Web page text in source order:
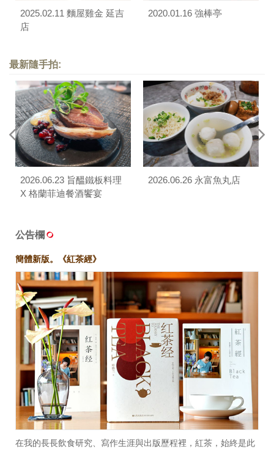
2025.02.11 麵屋雞金 延吉
店
2020.01.16 強棒亭
最新隨手拍:
2026.06.23 旨醞鐵板料理
X 格蘭菲迪餐酒饗宴
2026.06.26 永富魚丸店
公告欄
簡體新版。《紅茶經》
在我的長長飲食研究、寫作生涯與出版歷程裡，紅茶，始終是此